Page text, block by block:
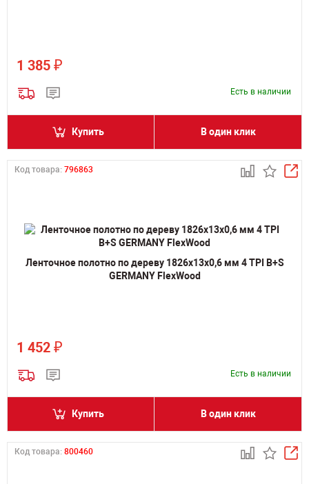
1 385 ₽
Есть в наличии
Купить В один клик
Код товара: 796863
Ленточное полотно по дереву 1826х13х0,6 мм 4 TPI B+S
GERMANY FlexWood
1 452 ₽
Есть в наличии
Купить В один клик
Код товара: 800460